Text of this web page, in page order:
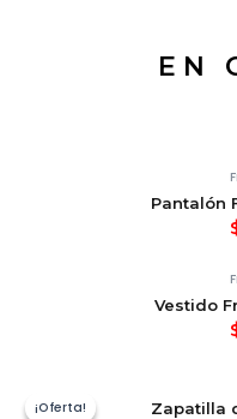
EN
Pantalón
Vestido
¡Oferta!
¡Oferta! Zapatilla